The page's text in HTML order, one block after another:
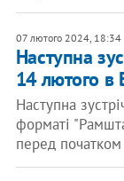
07 лютого 2024, 18:34
Наступна
14 лютого в
Наступна
форматі
перед початком